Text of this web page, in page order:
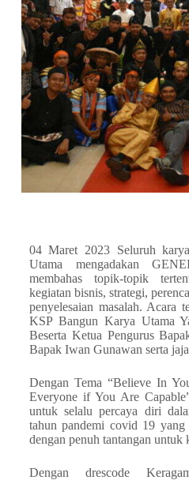
04 Maret 2023 Seluruh
Utama mengadakan
membahas topik-topik
kegiatan bisnis, strategi,
penyelesaian masalah. Acara
KSP Bangun Karya Utama
Beserta Ketua Pengurus
Bapak Iwan Gunawan serta
Dengan Tema “Believe In
Everyone if You Are
untuk selalu percaya diri
tahun pandemi covid 19
dengan penuh tantangan untuk
Dengan drescode